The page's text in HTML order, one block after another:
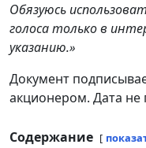
Обязуюсь
голоса только в
указанию.»
Документ
акционером. Дата не
Содержание